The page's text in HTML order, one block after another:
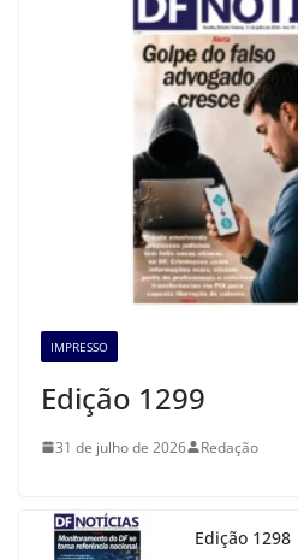
IMPRESSO
Edição 1299
31 de julho de 2026 Redação
Edição 1298